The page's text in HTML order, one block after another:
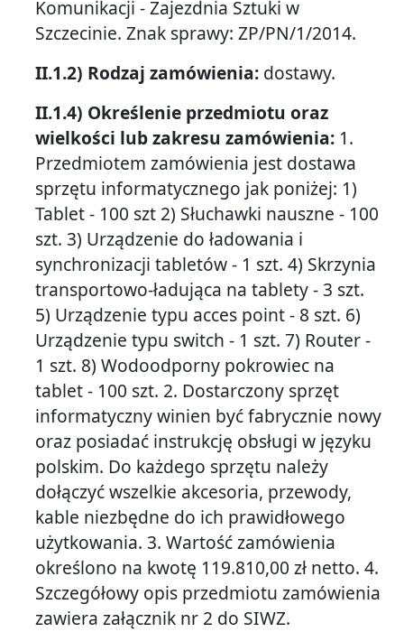
Komunikacji - Zajezdnia Sztuki w
Szczecinie. Znak sprawy: ZP/PN/1/2014.
II.1.2) Rodzaj zamówienia: dostawy.
II.1.4) Określenie przedmiotu oraz
wielkości lub zakresu zamówienia: 1.
Przedmiotem zamówienia jest dostawa
sprzętu informatycznego jak poniżej: 1)
Tablet - 100 szt 2) Słuchawki nauszne - 100
szt. 3) Urządzenie do ładowania i
synchronizacji tabletów - 1 szt. 4) Skrzynia
transportowo-ładująca na tablety - 3 szt.
5) Urządzenie typu acces point - 8 szt. 6)
Urządzenie typu switch - 1 szt. 7) Router -
1 szt. 8) Wodoodporny pokrowiec na
tablet - 100 szt. 2. Dostarczony sprzęt
informatyczny winien być fabrycznie nowy
oraz posiadać instrukcję obsługi w języku
polskim. Do każdego sprzętu należy
dołączyć wszelkie akcesoria, przewody,
kable niezbędne do ich prawidłowego
użytkowania. 3. Wartość zamówienia
określono na kwotę 119.810,00 zł netto. 4.
Szczegółowy opis przedmiotu zamówienia
zawiera załącznik nr 2 do SIWZ.